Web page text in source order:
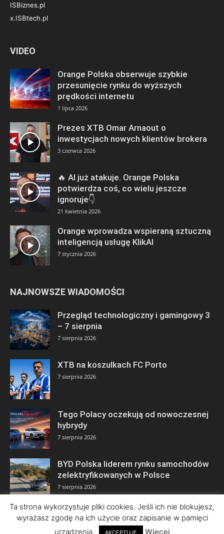
ISBiznes.pl
x.ISBtech.pl
VIDEO
Orange Polska obserwuje szybkie
przesunięcie rynku do wyższych
prędkości internetu
1 lipca 2026
Prezes XTB Omar Arnaout o
inwestycjach nowych klientów brokera
3 czerwca 2026
🔥 AI już atakuje. Orange Polska
potwierdza coś, co wielu jeszcze
ignoruje👇
21 kwietnia 2026
Orange wprowadza wspieraną sztuczną
inteligencją usługę KlikAI
7 stycznia 2026
NAJNOWSZE WIADOMOŚCI
Przegląd technologiczny i gamingowy 3
– 7 sierpnia
7 sierpnia 2026
XTB na koszulkach FC Porto
7 sierpnia 2026
Tego Polacy oczekują od nowoczesnej
hybrydy
7 sierpnia 2026
BYD Polska liderem rynku samochodów
zelektryfikowanych w Polsce
7 sierpnia 2026
Ta strona wykorzystuje pliki cookies. Jeśli ich nie blokujesz,
wyrażasz zgodę na ich użycie oraz zapisanie w pamięci
urządzenia.
AKCEPTUJĘ Więcej